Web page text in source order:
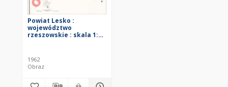
Powiat Lesko :
województwo
rzeszowskie : skala 1:25
1962
Obraz